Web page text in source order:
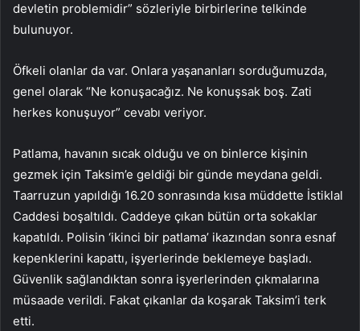
devletin problemidir” sözleriyle birbirlerine telkinde
bulunuyor.
Öfkeli olanlar da var. Onlara yaşananları sorduğumuzda,
genel olarak “Ne konuşacağız. Ne konuşsak boş. Zati
herkes konuşuyor” cevabı veriyor.
Patlama, havanın sıcak olduğu ve on binlerce kişinin
gezmek için Taksim’e geldiği bir günde meydana geldi.
Taarruzun yapıldığı 16.20 sonrasında kısa müddette İstiklal
Caddesi boşaltıldı. Caddeye çıkan bütün orta sokaklar
kapatıldı. Polisin ‘ikinci bir patlama’ ikazından sonra esnaf
kepenklerini kapattı, işyerlerinde beklemeye başladı.
Güvenlik sağlandıktan sonra işyerlerinden çıkmalarına
müsaade verildi. Fakat çıkanlar da koşarak Taksim’i terk
etti.